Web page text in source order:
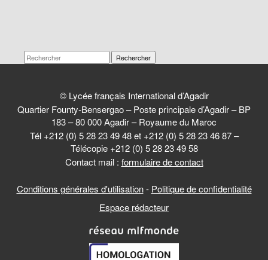
Rechercher
© Lycée français International d’Agadir
Quartier Founty-Bensergao – Poste principale d’Agadir – BP
183 – 80 000 Agadir – Royaume du Maroc
Tél +212 (0) 5 28 23 49 48 et +212 (0) 5 28 23 46 87 –
Télécopie +212 (0) 5 28 23 49 58
Contact mail : formulaire de contact
Conditions générales d'utilisation- Politique de confidentialité
Espace rédacteur